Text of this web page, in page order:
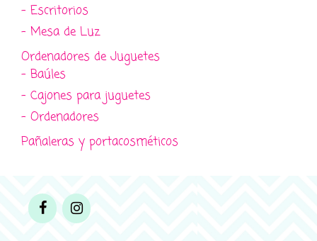
- Escritorios
- Mesa de Luz
Ordenadores de Juguetes
- Baúles
- Cajones para juguetes
- Ordenadores
Pañaleras y portacosméticos